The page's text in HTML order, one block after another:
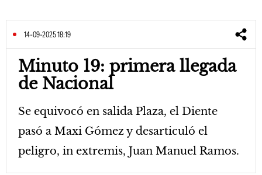
14-09-2025 18:19
Minuto 19: primera llegada
de Nacional
Se equivocó en salida Plaza, el Diente
pasó a Maxi Gómez y desarticuló el
peligro, in extremis, Juan Manuel Ramos.